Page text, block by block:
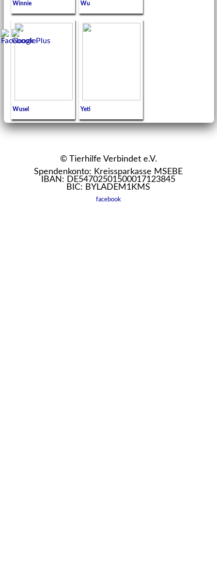
Winnie Wu
Wusel Yeti
© Tierhilfe Verbindet e.V.
Spendenkonto: Kreissparkasse MSEBE
IBAN: DE54702501500017123845
BIC: BYLADEM1KMS
facebook